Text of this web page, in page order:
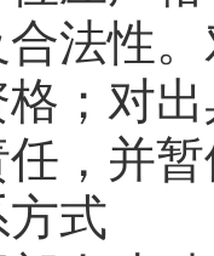
法性
；对
，并
式